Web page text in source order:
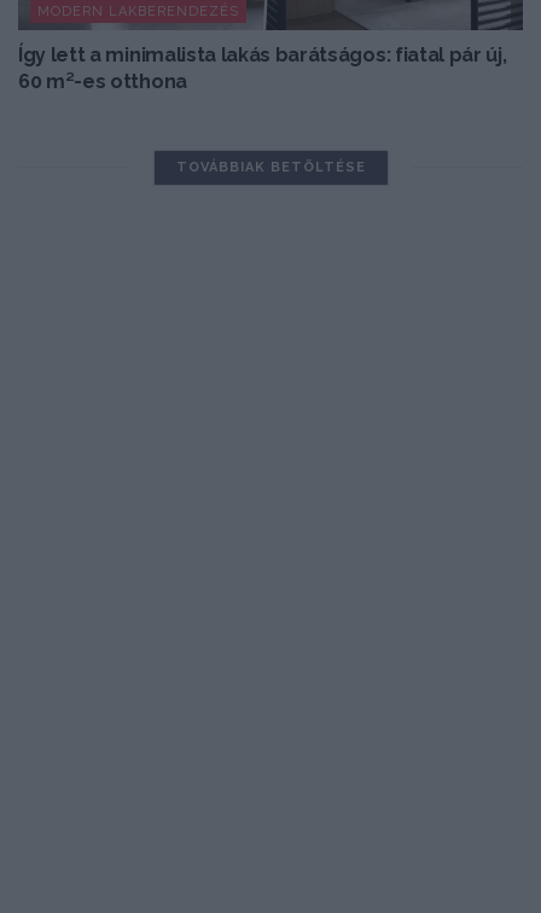
MODERN LAKBERENDEZÉS
Így lett a minimalista lakás barátságos: fiatal pár új,
60 m²-es otthona
TOVÁBBIAK BETÖLTÉSE